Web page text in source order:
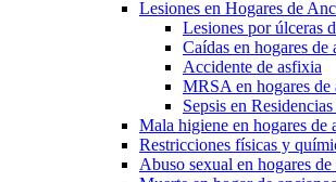
Lesiones en Hogares de
Lesiones por úlceras
Caídas en hogares de
Accidente de asfixia
MRSA en hogares de
Sepsis en
Mala higiene en hogares de
Restricciones físicas y
Abuso sexual en hogares de